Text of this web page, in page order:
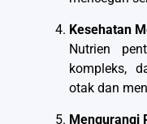
Kesehatan
Nutrien
kompleks,
otak dan
Mengurangi